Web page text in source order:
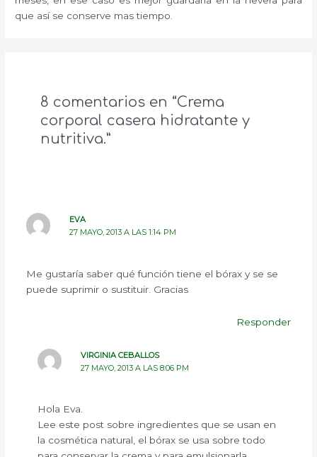
que así se conserve mas tiempo.
8 comentarios en “Crema
corporal casera hidratante y
nutritiva.”
EVA
27 MAYO, 2013 A LAS 1:14 PM
Me gustaría saber qué función tiene el bórax y se se
puede suprimir o sustituir. Gracias
Responder
VIRGINIA CEBALLOS
27 MAYO, 2013 A LAS 8:06 PM
Hola Eva.
Lee este post sobre ingredientes que se usan en
la cosmética natural, el bórax se usa sobre todo